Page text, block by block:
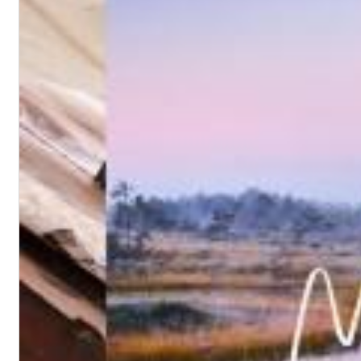
12 Golden Country Greats (Remaster 2026 Deluxe Edition -
Ween
Genre:
Folk